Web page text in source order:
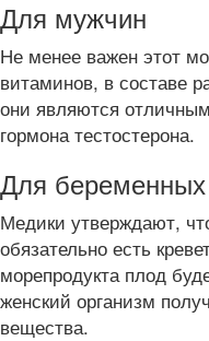
Для мужчин
Не менее важен этот
витаминов, в составе
они являются
гормона тестостерона.
Для беременных
Медики утверждают,
обязательно есть
морепродукта плод
женский организм
вещества.